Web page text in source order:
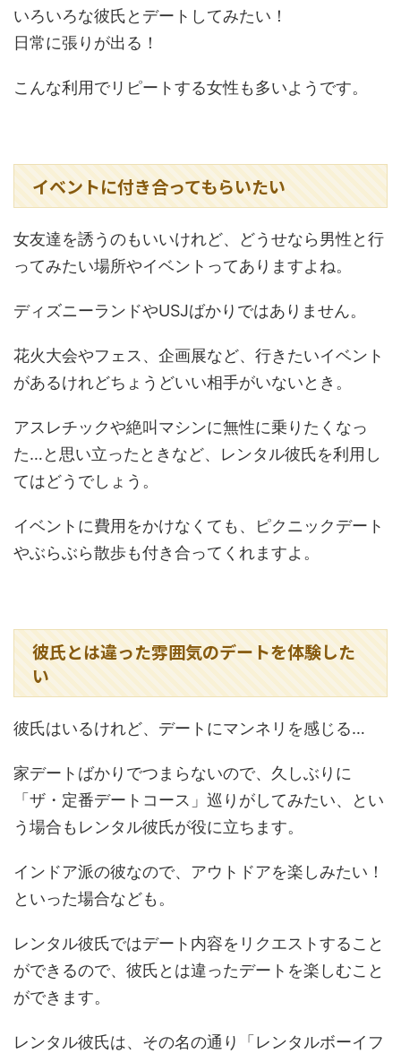
いろいろな彼氏とデートしてみたい！
日常に張りが出る！
こんな利用でリピートする女性も多いようです。
イベントに付き合ってもらいたい
女友達を誘うのもいいけれど、どうせなら男性と行
ってみたい場所やイベントってありますよね。
ディズニーランドやUSJばかりではありません。
花火大会やフェス、企画展など、行きたいイベント
があるけれどちょうどいい相手がいないとき。
アスレチックや絶叫マシンに無性に乗りたくなっ
た…と思い立ったときなど、レンタル彼氏を利用し
てはどうでしょう。
イベントに費用をかけなくても、ピクニックデート
やぶらぶら散歩も付き合ってくれますよ。
彼氏とは違った雰囲気のデートを体験した
い
彼氏はいるけれど、デートにマンネリを感じる…
家デートばかりでつまらないので、久しぶりに
「ザ・定番デートコース」巡りがしてみたい、とい
う場合もレンタル彼氏が役に立ちます。
インドア派の彼なので、アウトドアを楽しみたい！
といった場合なども。
レンタル彼氏ではデート内容をリクエストすること
ができるので、彼氏とは違ったデートを楽しむこと
ができます。
レンタル彼氏は、その名の通り「レンタルボーイフ